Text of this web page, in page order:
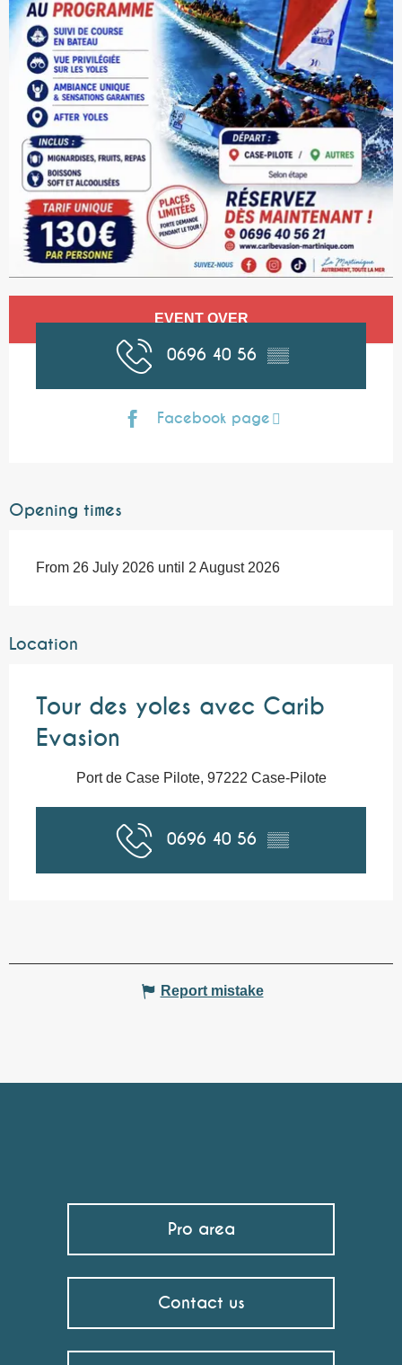
Opening hours & contact details
EVENT OVER
0696 40 56 ▒▒
Facebook page
Opening times
From 26 July 2026 until 2 August 2026
Location
Tour des yoles avec Carib
Evasion
Port de Case Pilote, 97222 Case-Pilote
0696 40 56 ▒▒
Report mistake
Pro area
Contact us